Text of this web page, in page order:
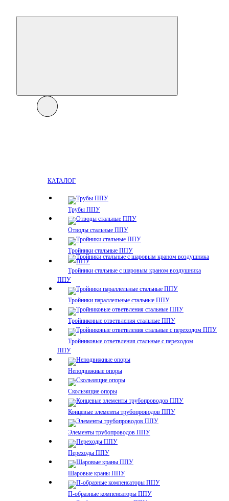
КАТАЛОГ
Трубы ППУ
Отводы стальные ППУ
Тройники стальные ППУ
Тройники стальные с шаровым краном воздушника
ППУ
Тройники параллельные стальные ППУ
Тройниковые ответвления стальные ППУ
Тройниковые ответвления стальные с переходом
ППУ
Неподвижные опоры
Скользящие опоры
Концевые элементы трубопроводов ППУ
Элементы трубопроводов ППУ
Переходы ППУ
Шаровые краны ППУ
П-образные компенсаторы ППУ